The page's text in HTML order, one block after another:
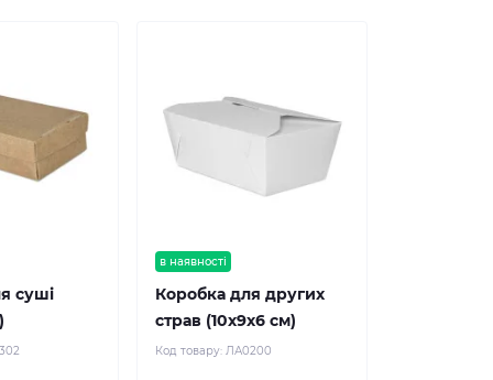
суші
в наявності
Коробка для других
страв (10х9х6 см)
Код товару: ЛА0200